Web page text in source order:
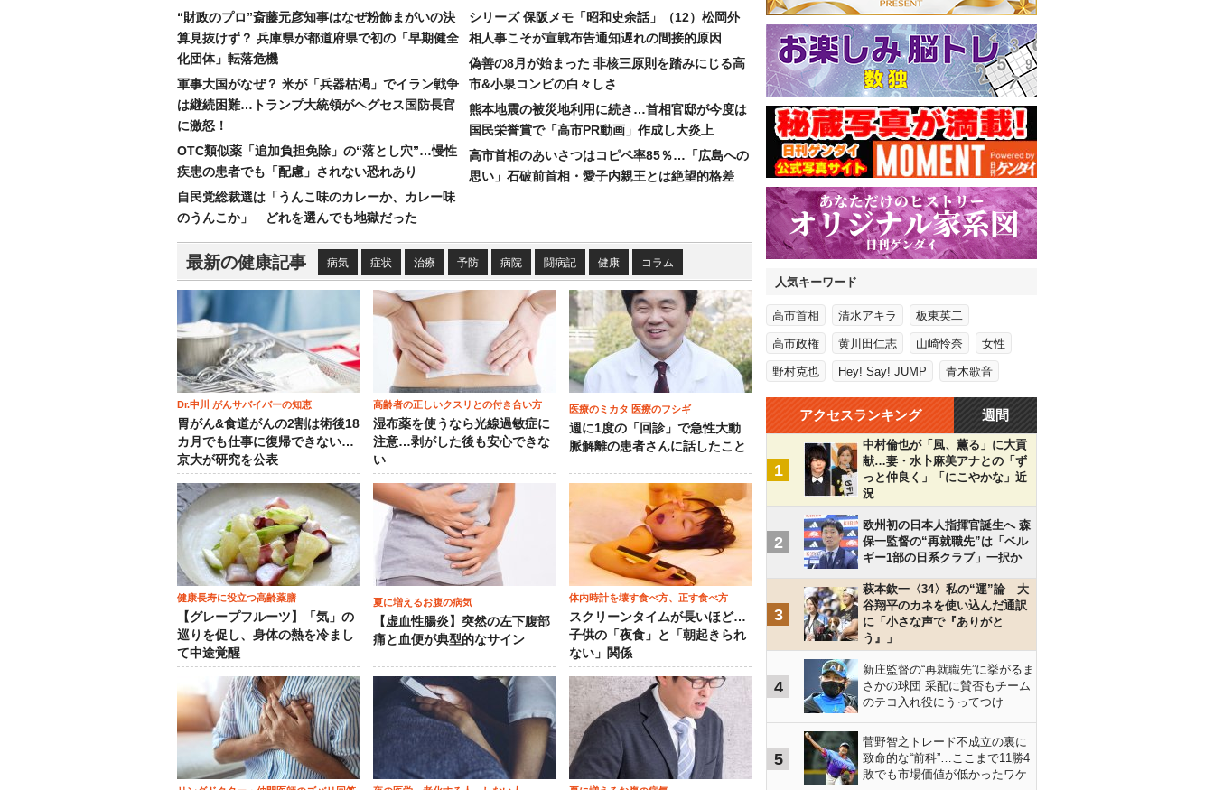
“財政のプロ”斎藤元彦知事はなぜ粉飾まがいの決
算見抜けず？ 兵庫県が都道府県で初の「早期健全
化団体」転落危機
軍事大国がなぜ？ 米が「兵器枯渇」でイラン戦争
は継続困難…トランプ大統領がヘグセス国防長官
に激怒！
OTC類似薬「追加負担免除」の“落とし穴”…慢性
疾患の患者でも「配慮」されない恐れあり
自民党総裁選は「うんこ味のカレーか、カレー味
のうんこか」 どれを選んでも地獄だった
シリーズ 保阪メモ「昭和史余話」（12）松岡外
相人事こそが宣戦布告通知遅れの間接的原因
偽善の8月が始まった 非核三原則を踏みにじる高
市&小泉コンビの白々しさ
熊本地震の被災地利用に続き…首相官邸が今度は
国民栄誉賞で「高市PR動画」作成し大炎上
高市首相のあいさつはコピペ率85％…「広島への
思い」石破前首相・愛子内親王とは絶望的格差
最新の健康記事 病気 症状 治療 予防 病院 闘病記 健康 コラム
Dr.中川 がんサバイバーの知恵
胃がん&食道がんの2割は術後18
カ月でも仕事に復帰できない…
京大が研究を公表
高齢者の正しいクスリとの付き合い方
湿布薬を使うなら光線過敏症に
注意…剥がした後も安心できな
い
医療のミカタ 医療のフシギ
週に1度の「回診」で急性大動
脈解離の患者さんに話したこと
健康長寿に役立つ高齢薬膳
【グレープフルーツ】「気」の
巡りを促し、身体の熱を冷まし
て中途覚醒
夏に増えるお腹の病気
【虚血性腸炎】突然の左下腹部
痛と血便が典型的なサイン
体内時計を壊す食べ方、正す食べ方
スクリーンタイムが長いほど…
子供の「夜食」と「朝起きられ
ない」関係
人気キーワード
高市首相 清水アキラ 板東英二
高市政権 黄川田仁志 山崎怜奈 女性
野村克也 Hey! Say! JUMP 青木歌音
アクセスランキング 週間
1
中村倫也が「風、薫る」に大貢
献…妻・水卜麻美アナとの「ず
っと仲良く」「にこやかな」近
況
2
欧州初の日本人指揮官誕生へ 森
保一監督の“再就職先”は「ベル
ギー1部の日系クラブ」一択か
3
萩本欽一〈34〉私の“運”論 大
谷翔平のカネを使い込んだ通訳
に「小さな声で『ありがと
う』」
4
新庄監督の“再就職先”に挙がるま
さかの球団 采配に賛否もチーム
のテコ入れ役にうってつけ
5
菅野智之トレード不成立の裏に
致命的な“前科”…ここまで11勝4
敗でも市場価値が低かったワケ